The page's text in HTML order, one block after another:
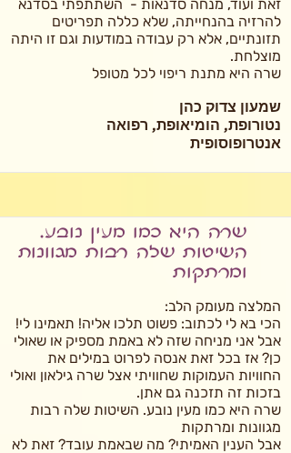
זאת ועוד, מנחה סדנאות - השתתפתי בסדנא
להרזיה בהנחייתה, שלא כללה תפריטים
תזונתיים, אלא רק עבודה במודעות וגם זו היתה
מוצלחת.
שרה היא מתנת ריפוי לכל מטופל
שמעון צדוק כהן
נטורופת, הומיאופת, רפואה
אנטרופוסופית
שרה היא כמו מעין נובע.
השיטות שלה רבות מגוונות
ומרתקות
המלצה מעומק הלב:
הכי בא לי לכתוב: פשוט תלכו אליה! תאמינו לי!
אבל אני מניחה שזה לא באמת מספיק או שאולי
כן? אז בכל זאת אנסה לפרוט במילים את
החוויות העמוקות שחוויתי אצל שרה גילאון ואולי
בזכות זה תזכנה גם אתן.
שרה היא כמו מעין נובע. השיטות שלה רבות
מגוונות ומרתקות
אבל הענין האמיתי? מה שבאמת עובד? זאת לא